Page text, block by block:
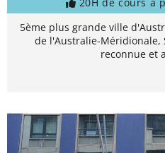
5ème plus grande ville
de l'Australie-Méridionale,
reconnue et